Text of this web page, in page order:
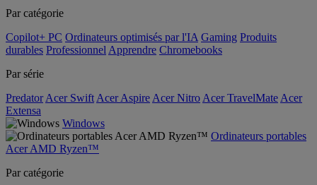
Par catégorie
Copilot+ PC Ordinateurs optimisés par l'IA Gaming Produits
durables Professionnel Apprendre Chromebooks
Par série
Predator Acer Swift Acer Aspire Acer Nitro Acer TravelMate Acer
Extensa
Windows
Ordinateurs portables
Acer AMD Ryzen™
Par catégorie